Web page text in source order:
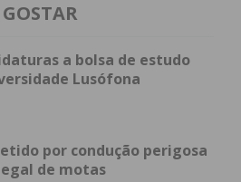
praticamente com o
segurar a reação e
Barbosa, confirmando triunfo
a bolsa de estudo
Lusófona
por condução perigosa
de motas